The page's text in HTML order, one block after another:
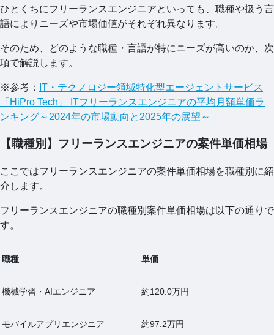
ひとくちにフリーランスエンジニアといっても、職種や扱う言
語によりニーズや市場価値がそれぞれ異なります。
そのため、どのような職種・言語が特にニーズが高いのか、次
項で解説します。
※参考：
IT・テクノロジー領域特化型エージェントサービス
「HiPro Tech」 ITフリーランスエンジニアの平均月額単価ラ
ンキング～2024年の市場動向と2025年の展望～
【職種別】フリーランスエンジニアの案件単価相場
ここではフリーランスエンジニアの案件単価相場を職種別に紹
介します。
フリーランスエンジニアの職種別案件単価相場は以下の通りで
す。
職種 単価
機械学習・AIエンジニア 約120.0万円
モバイルアプリエンジニア 約97.2万円